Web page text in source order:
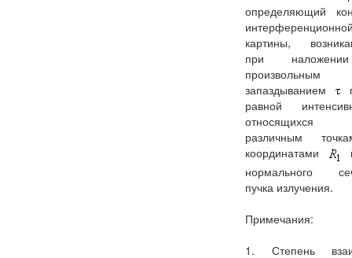
определяющий
картины,
при
произвольным
запаздыванием
равной
различным
координатами
нормального
пучка излучения.
Примечания:
1. Степень